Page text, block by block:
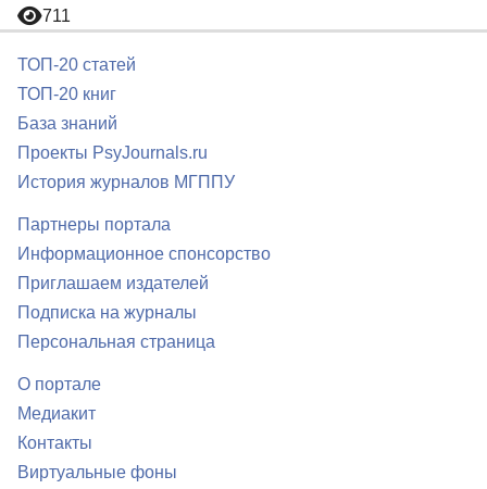
711
ТОП-20 статей
ТОП-20 книг
База знаний
Проекты PsyJournals.ru
История журналов МГППУ
Партнеры портала
Информационное спонсорство
Приглашаем издателей
Подписка на журналы
Персональная страница
О портале
Медиакит
Контакты
Виртуальные фоны